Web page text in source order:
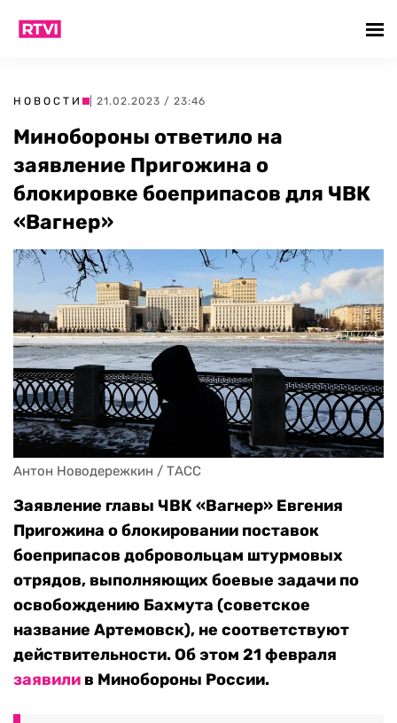
НОВОСТИ | 21.02.2023 / 23:46
Минобороны ответило на
заявление Пригожина о
блокировке боеприпасов для ЧВК
«Вагнер»
Антон Новодережкин / ТАСС
Заявление главы ЧВК «Вагнер» Евгения
Пригожина о блокировании поставок
боеприпасов добровольцам штурмовых
отрядов, выполняющих боевые задачи по
освобождению Бахмута (советское
название Артемовск), не соответствуют
действительности. Об этом 21 февраля
заявили в Минобороны России.